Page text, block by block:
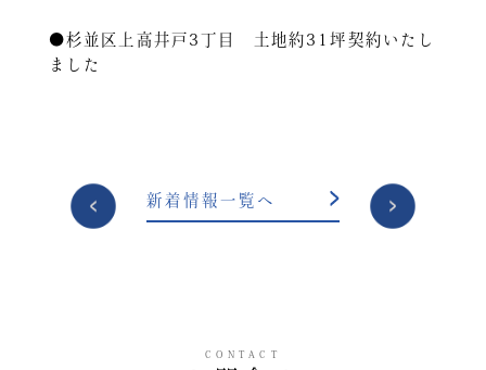
●杉並区上高井戸3丁目 土地約31坪契約いたし
ました
投
稿
新着情報一覧へ
CONTACT